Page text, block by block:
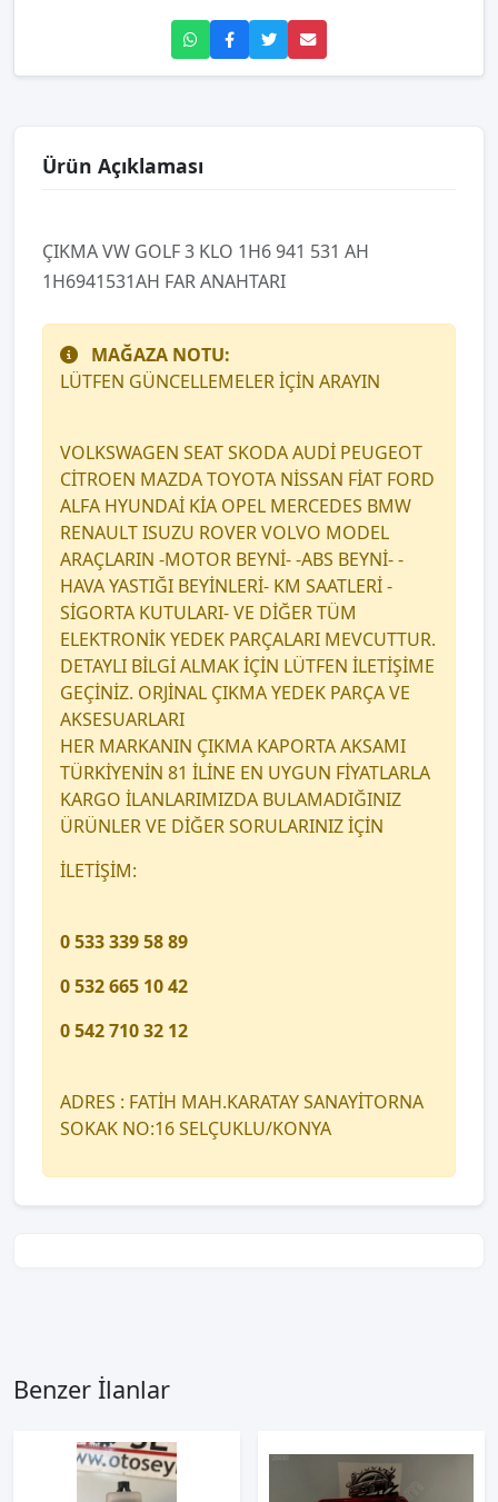
Ürün Açıklaması
ÇIKMA VW GOLF 3 KLO 1H6 941 531 AH
1H6941531AH FAR ANAHTARI
MAĞAZA NOTU:
LÜTFEN GÜNCELLEMELER İÇİN ARAYIN
VOLKSWAGEN SEAT SKODA AUDİ PEUGEOT
CİTROEN MAZDA TOYOTA NİSSAN FİAT FORD
ALFA HYUNDAİ KİA OPEL MERCEDES BMW
RENAULT ISUZU ROVER VOLVO MODEL
ARAÇLARIN -MOTOR BEYNİ- -ABS BEYNİ- -
HAVA YASTIĞI BEYİNLERİ- KM SAATLERİ -
SİGORTA KUTULARI- VE DİĞER TÜM
ELEKTRONİK YEDEK PARÇALARI MEVCUTTUR.
DETAYLI BİLGİ ALMAK İÇİN LÜTFEN İLETİŞİME
GEÇİNİZ. ORJİNAL ÇIKMA YEDEK PARÇA VE
AKSESUARLARI
HER MARKANIN ÇIKMA KAPORTA AKSAMI
TÜRKİYENİN 81 İLİNE EN UYGUN FİYATLARLA
KARGO İLANLARIMIZDA BULAMADIĞINIZ
ÜRÜNLER VE DİĞER SORULARINIZ İÇİN
İLETİŞİM:
0 533 339 58 89
0 532 665 10 42
0 542 710 32 12
ADRES : FATİH MAH.KARATAY SANAYİTORNA
SOKAK NO:16 SELÇUKLU/KONYA
Benzer İlanlar